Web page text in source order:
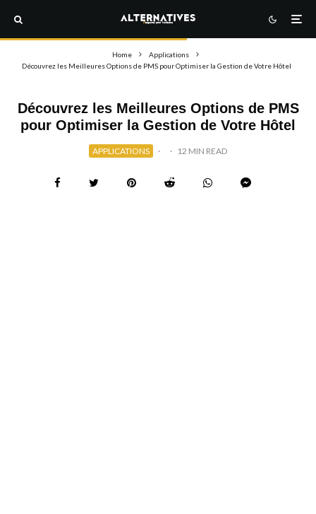
Home
Applications
Découvrez les Meilleures Options de PMS pour Optimiser la Gestion de Votre Hôtel
Découvrez les Meilleures Options de PMS
pour Optimiser la Gestion de Votre Hôtel
APPLICATIONS · · 12 MIN READ